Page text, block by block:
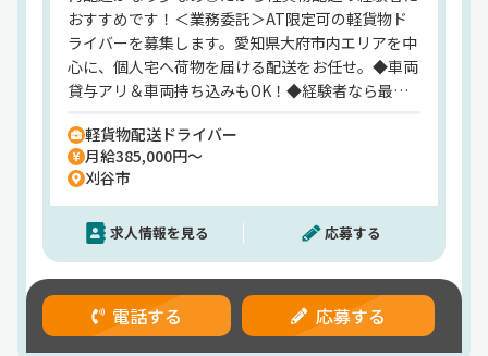
おすすめです！＜業務委託＞AT限定可の軽貨物ド
ライバーを募集します。愛知県大府市内エリアを中
心に、個人宅へ荷物を届ける配送をお任せ。◆車両
貸与アリ＆車両持ち込みもOK！◆経験者なら最短3
じて調整可能。稼ぎたい方には大きめの荷物もお任
せしますよ♪◆お客様が不在の場合でも再配達ほぼ
ナシ！だから自分のペースで働けるのが嬉しいポイ
ント☆◆報酬38万円以上の安定収入も手にできま
す。◆ライフステージに合わせて働き方を調整でき
るので、20年以上働いている方もいますよ♪ミドル
層の転職を応援します！
軽貨物配送ドライバー
月給385,000円～
刈谷市
求人情報を見る 応募する
電話する 応募する